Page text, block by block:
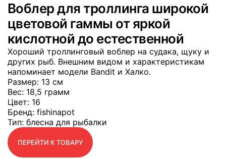
Воблер для троллинга широкой
цветовой гаммы от яркой
кислотной до естественной
Хороший троллинговый воблер на судака, щуку и
других рыб. Внешним видом и характеристикам
напоминает модели Bandit и Халко.
Размер: 13 см
Вес: 18,5 грамм
Цвет: 16
Бренд: fishinapot
Тип: блесна для рыбалки
ПЕРЕЙТИ К ТОВАРУ